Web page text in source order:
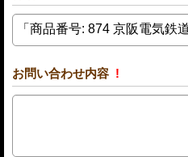
お問い合わせ内容 !